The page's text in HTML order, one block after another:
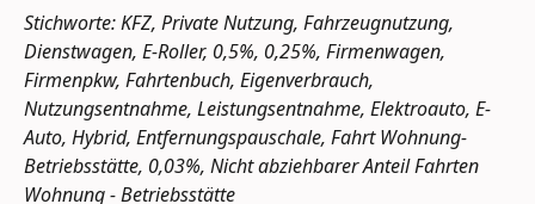
Stichworte: KFZ, Private Nutzung, Fahrzeugnutzung,
Dienstwagen, E-Roller, 0,5%, 0,25%, Firmenwagen,
Firmenpkw, Fahrtenbuch, Eigenverbrauch,
Nutzungsentnahme, Leistungsentnahme, Elektroauto, E-
Auto, Hybrid, Entfernungspauschale, Fahrt Wohnung-
Betriebsstätte, 0,03%, Nicht abziehbarer Anteil Fahrten
Wohnung - Betriebsstätte